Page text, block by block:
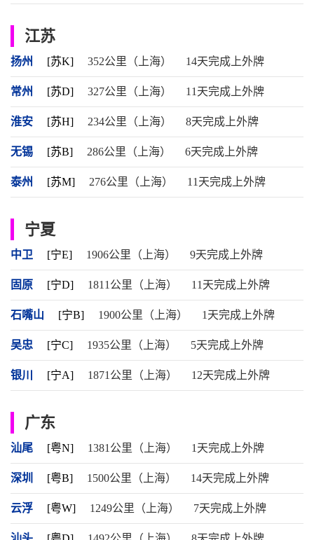
江苏
扬州 [苏K] 352公里（上海） 14天完成上外牌
常州 [苏D] 327公里（上海） 11天完成上外牌
淮安 [苏H] 234公里（上海） 8天完成上外牌
无锡 [苏B] 286公里（上海） 6天完成上外牌
泰州 [苏M] 276公里（上海） 11天完成上外牌
宁夏
中卫 [宁E] 1906公里（上海） 9天完成上外牌
固原 [宁D] 1811公里（上海） 11天完成上外牌
石嘴山 [宁B] 1900公里（上海） 1天完成上外牌
吴忠 [宁C] 1935公里（上海） 5天完成上外牌
银川 [宁A] 1871公里（上海） 12天完成上外牌
广东
汕尾 [粤N] 1381公里（上海） 1天完成上外牌
深圳 [粤B] 1500公里（上海） 14天完成上外牌
云浮 [粤W] 1249公里（上海） 7天完成上外牌